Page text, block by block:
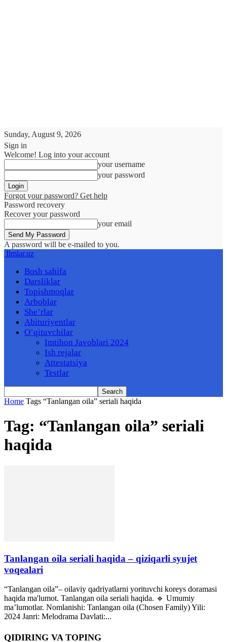
Sunday, August 9, 2026
Sign in
Welcome! Log into your account
your username
your password
Forgot your password? Get help
Password recovery
Recover your password
your email
A password will be e-mailed to you.
Ilmlar.uz
Bosh sahifa
Darsliklar
Topishmoqlar
Arboblar
She’rlar
Abituriyentlar
O’qituvchilar
Imtihon Javoblari 2024
Ish rejalar
Attestatsiya
Testlar
Home Tags “Tanlangan oila” seriali haqida
Tag: “Tanlangan oila” seriali
haqida
Tanlangan oila seriali haqida – qiziqarli syujet
voqealari
“Tanlangan oila”– oilaviy qadriyatlarni yorituvchi koreys doramasi
haqida ma'lumot. Tanlangan oila seriali haqida. 🔹 Umumiy
ma’lumotlar. Nomlanishi: Tanlangan oila (Chosen Family) Yili:
2024 Janri: Melodrama Davlati:...
QIDIRING VA TOPING